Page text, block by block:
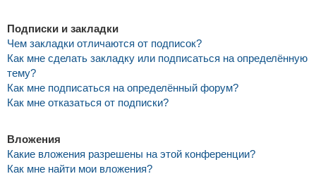
Подписки и закладки
Чем закладки отличаются от подписок?
Как мне сделать закладку или подписаться на определённую
тему?
Как мне подписаться на определённый форум?
Как мне отказаться от подписки?
Вложения
Какие вложения разрешены на этой конференции?
Как мне найти мои вложения?